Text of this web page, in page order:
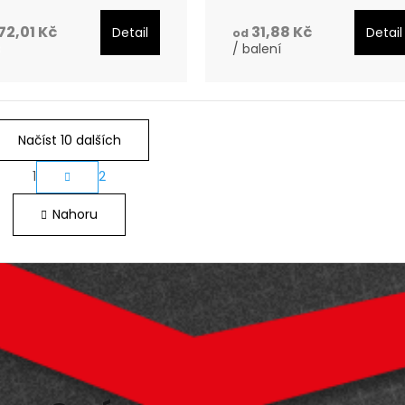
Kč Detail od31,88 Kč
/ balení
Detail
O
v
l
d
Načíst 10 dalších
S
t
r
á
k
1 2
Nahoru